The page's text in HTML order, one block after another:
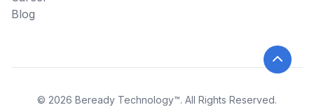
Blog
© 2026 Beready Technology™. All Rights Reserved.